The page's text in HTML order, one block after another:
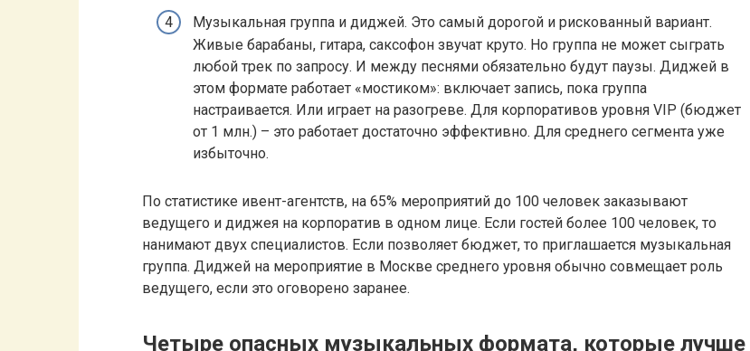
Музыкальная группа и диджей. Это самый дорогой и рискованный вариант.
Живые барабаны, гитара, саксофон звучат круто. Но группа не может сыграть
любой трек по запросу. И между песнями обязательно будут паузы. Диджей в
этом формате работает «мостиком»: включает запись, пока группа
настраивается. Или играет на разогреве. Для корпоративов уровня VIP (бюджет
от 1 млн.) – это работает достаточно эффективно. Для среднего сегмента уже
избыточно.
По статистике ивент-агентств, на 65% мероприятий до 100 человек заказывают
ведущего и диджея на корпоратив в одном лице. Если гостей более 100 человек, то
нанимают двух специалистов. Если позволяет бюджет, то приглашается музыкальная
группа. Диджей на мероприятие в Москве среднего уровня обычно совмещает роль
ведущего, если это оговорено заранее.
Четыре опасных музыкальных формата, которые лучше